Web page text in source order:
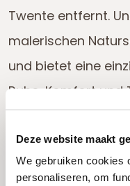
Deze website maakt
We gebruiken cookies
personaliseren, om
Twente entfernt.
malerischen
und bietet eine
Ruhe, Komfort
umgeben von viel
ruhige Umgebung